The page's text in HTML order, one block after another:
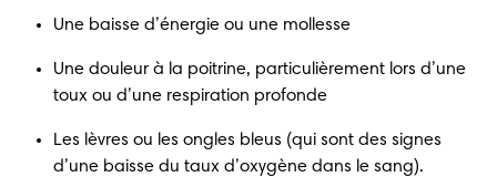
Une baisse d’énergie ou une mollesse
Une douleur à la poitrine, particulièrement lors d’une
toux ou d’une respiration profonde
Les lèvres ou les ongles bleus (qui sont des signes
d’une baisse du taux d’oxygène dans le sang).